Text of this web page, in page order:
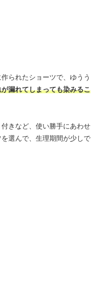
られたショーツで、ゆうう
漏れてしまっても染みるこ
きなど、使い勝手にあわせ
選んで、生理期間が少しで